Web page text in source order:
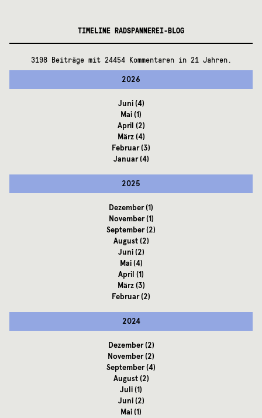
TIMELINE RADSPANNEREI-BLOG
3198 Beiträge mit 24454 Kommentaren in 21 Jahren.
2026
Juni(4)
Mai(1)
April (2)
März(4)
Februar(3)
Januar(4)
2025
Dezember(1)
November(1)
September(2)
August(2)
Juni(2)
Mai(4)
April (1)
März(3)
Februar(2)
2024
Dezember(2)
November(2)
September(4)
August(2)
Juli(1)
Juni(2)
Mai(1)